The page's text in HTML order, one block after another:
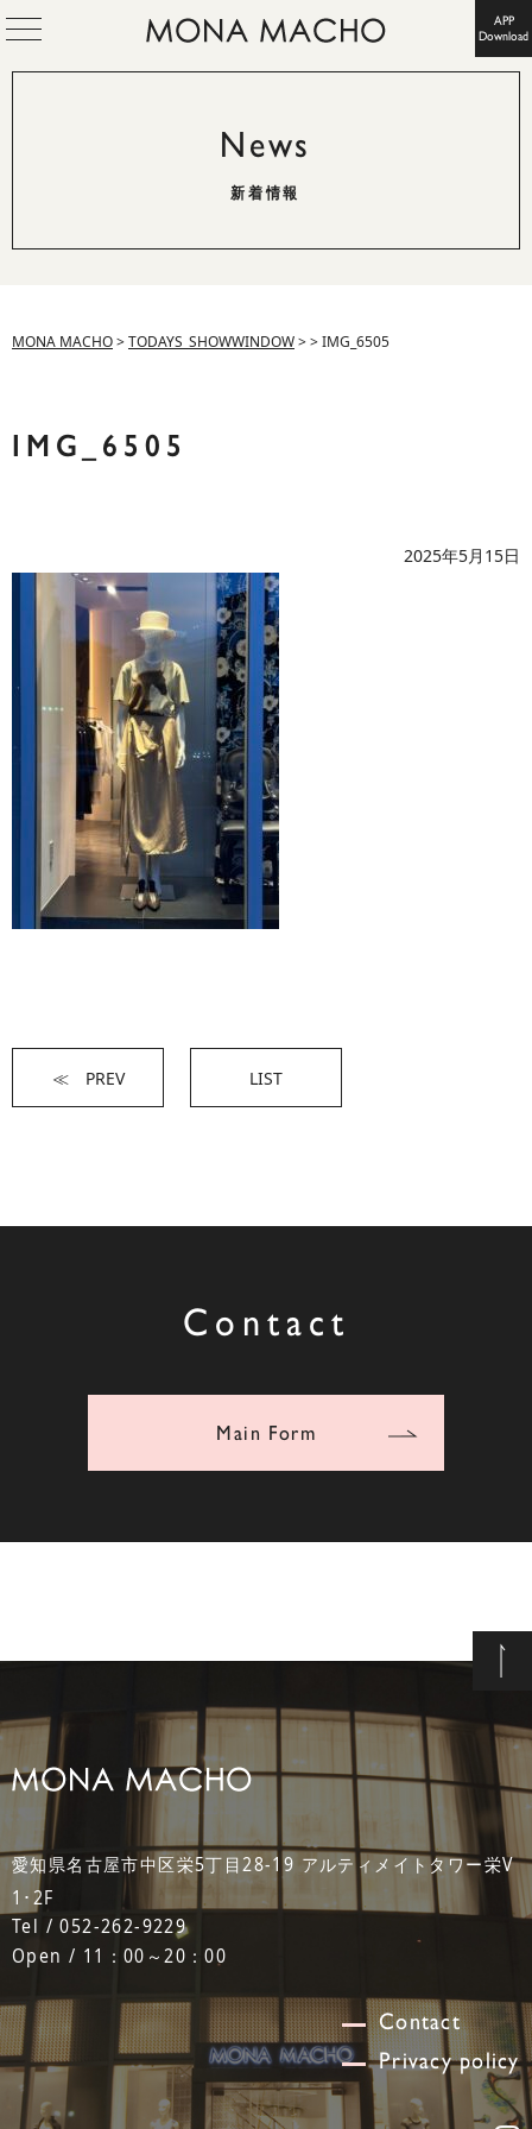
APP
Download
News
新着情報
MONA MACHO>TODAYS_SHOWWINDOW>>IMG_6505
IMG_6505
2025年5月15日
≪ PREV LIST
Contact
Main Form
愛知県名古屋市中区栄5丁目28-19 アルティメイトタワー栄V
1･2F
Tel / 052-262-9229
Open / 11：00～20：00
Contact
Privacy policy